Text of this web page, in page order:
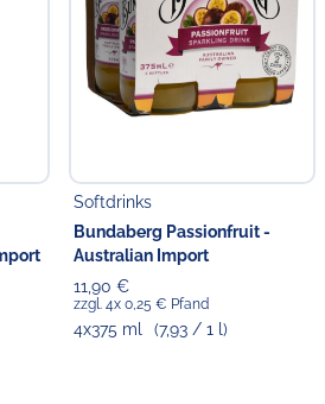
Softdrinks
Bundaberg Passionfruit -
Australian Import
11,90 €
zzgl. 4x 0,25 € Pfand
4x375 ml (7,93 / 1 l)